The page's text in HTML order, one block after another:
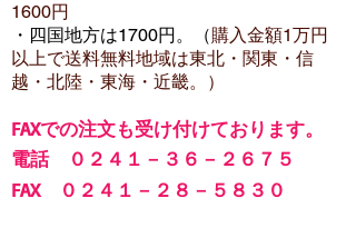
1600円
・四国地方は1700円。（購入金額1万円
以上で送料無料地域は東北・関東・信
越・北陸・東海・近畿。）
FAXでの注文も受け付けております。
電話 ０２４１－３６－２６７５
FAX ０２４１－２８－５８３０